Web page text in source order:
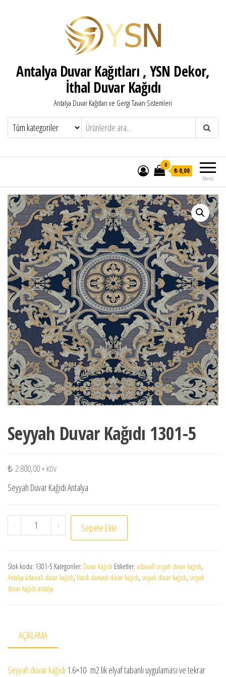
Antalya Duvar Kağıtları , YSN Dekor,
İthal Duvar Kağıdı
Antalya Duvar Kağıtları ve Gergi Tavan Sistemleri
Menü
0
₺ 0,00
Seyyah Duvar Kağıdı 1301-5
₺ 2.800,00 + KDV
Seyyah Duvar Kağıdı Antalya
- Seyyah Duvar Kağıdı 1301-5 adet
+ Sepete Ekle
Stok kodu: 1301-5 Kategoriler: Duvar Kağıdı Etiketler: adawall seyyah duvar kağıdı,
Antalya adawall duvar kağıdı, klasik damask duvar kağıdı, seyyah duvar kağıdı, seyyah
duvar kağıdı antalya
AÇIKLAMA
Seyyah duvar kağıdı 1.6×10 m2 lik elyaf tabanlı uygulaması ve tekrar